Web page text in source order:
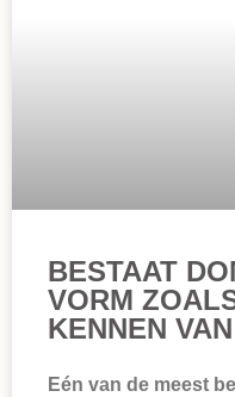
BESTAAT
VORM
KENNEN
Eén van de meest